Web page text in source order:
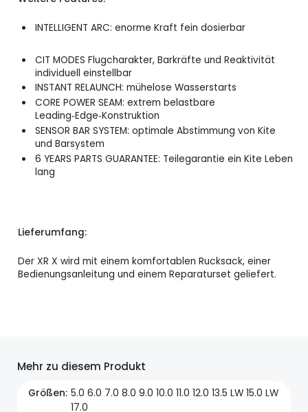
INTELLIGENT ARC: enorme Kraft fein dosierbar
CIT MODES Flugcharakter, Barkräfte und Reaktivität
individuell einstellbar
INSTANT RELAUNCH: mühelose Wasserstarts
CORE POWER SEAM: extrem belastbare
Leading‑Edge‑Konstruktion
SENSOR BAR SYSTEM: optimale Abstimmung von Kite
und Barsystem
6 YEARS PARTS GUARANTEE: Teilegarantie ein Kite Leben
lang
Lieferumfang:
Der XR X wird mit einem komfortablen Rucksack, einer
Bedienungsanleitung und einem Reparaturset geliefert.
Mehr zu diesem Produkt
Größen 5.0 6.0 7.0 8.0 9.0 10.0 11.0 12.0 13.5 LW 15.0 LW
17.0